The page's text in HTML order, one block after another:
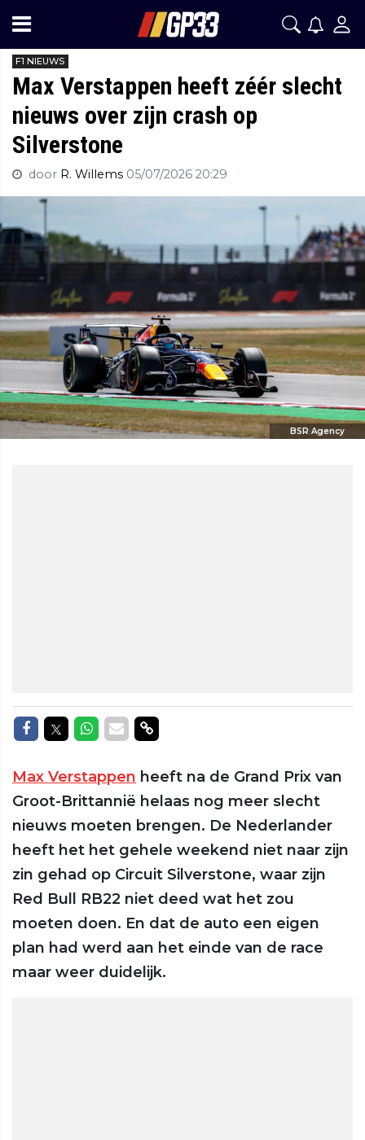
F1 NIEUWS
Max Verstappen heeft zéér slecht
nieuws over zijn crash op
Silverstone
door R. Willems 05/07/2026 20:29
BSR Agency
Delen op Facebook
Delen op Twitter
Delen op Whatsapp
Delen via Mail
Delen via link
Max Verstappen heeft na de Grand Prix van
Groot-Brittannië helaas nog meer slecht
nieuws moeten brengen. De Nederlander
heeft het het gehele weekend niet naar zijn
zin gehad op Circuit Silverstone, waar zijn
Red Bull RB22 niet deed wat het zou
moeten doen. En dat de auto een eigen
plan had werd aan het einde van de race
maar weer duidelijk.